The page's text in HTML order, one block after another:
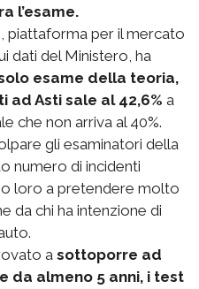
l’esame.
piattaforma per il mercato
dati del Ministero, ha
esame della teoria,
Asti sale al 42,6% a
che non arriva al 40%.
gli esaminatori della
numero di incidenti
loro a pretendere molto
da chi ha intenzione di
a sottoporre ad
da almeno 5 anni, i test